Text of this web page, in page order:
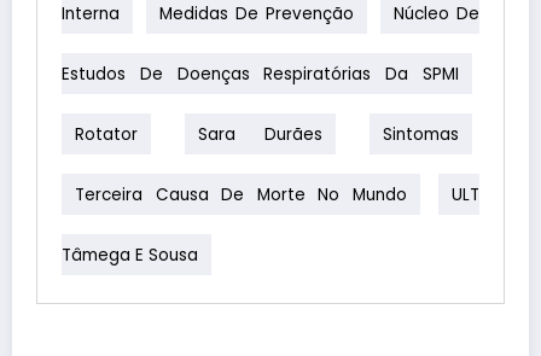
Interna Medidas De Prevenção Núcleo De
Estudos De Doenças Respiratórias Da SPMI
Rotator Sara Durães Sintomas
Terceira Causa De Morte No Mundo ULT
Tâmega E Sousa